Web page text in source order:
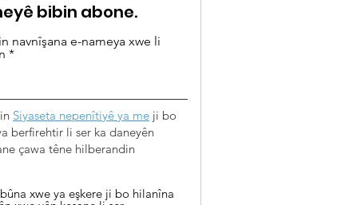
bibin abone.
navnîşana e-nameya xwe li
Siyaseta nepenîtiyê ya me ji bo
berfirehtir li ser ka daneyên
çawa têne hilberandin
xwe ya eşkere ji bo hilanîna